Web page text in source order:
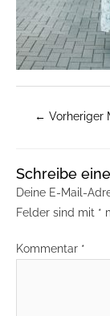
← Vorheriger
Schreibe
Deine E-Mail-
Felder sind mit *
Kommentar *